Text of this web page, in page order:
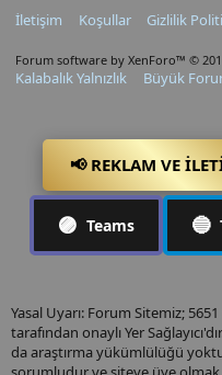
İletişim
Koşullar Gizlilik
Forum software by XenForo™ ©
Kalabalık Yalnızlık Büyük
📢 REKLAM VE
🟣 Teams 🔵
Yasal Uyarı: Forum Sitemiz;
tarafından onaylı Yer
da araştırma yükümlülüğü